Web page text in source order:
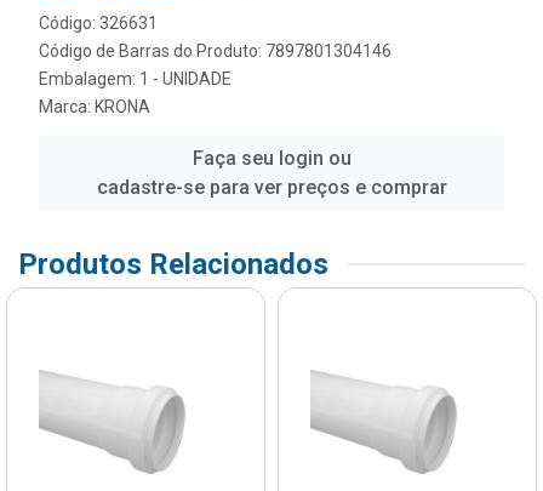
Código: 326631
Código de Barras do Produto: 7897801304146
Embalagem: 1 - UNIDADE
Marca: KRONA
Faça seu login ou
cadastre-se para ver preços e comprar
Produtos Relacionados